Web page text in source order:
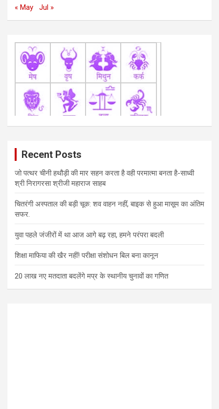
« May Jul »
Recent Posts
जो पत्थर चीनी हथौड़ी की मार सहन करता है वही परमात्मा बनता है-साध्वी
श्री निरागरसा श्रीजी महाराज साहब
चितरंगी अस्पताल की बड़ी चूक: शव वाहन नहीं, बाइक से हुआ मासूम का अंतिम
सफर.
युवा पहले जंजीरों में था आज आगे बढ़ रहा, हमने परंपरा बदली
शिक्षा माफिया की खैर नहीं! परीक्षा संशोधन बिल बना कानून
20 लाख नए मतदाता बदलेंगे मप्र के स्थानीय चुनावों का गणित